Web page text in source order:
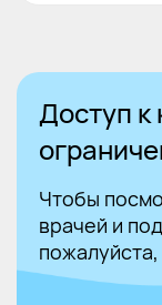
Доступ
Чтобы
врачей и
пожалуйста,